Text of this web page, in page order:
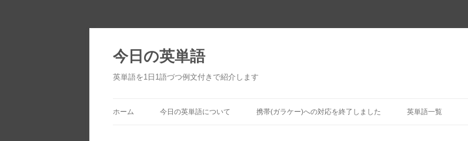
今日の英単語
英単語を1日1語づつ例文付きで紹介します
ホーム 今日の英単語について 携帯(ガラケー)への対応を終了しました 英単語一覧